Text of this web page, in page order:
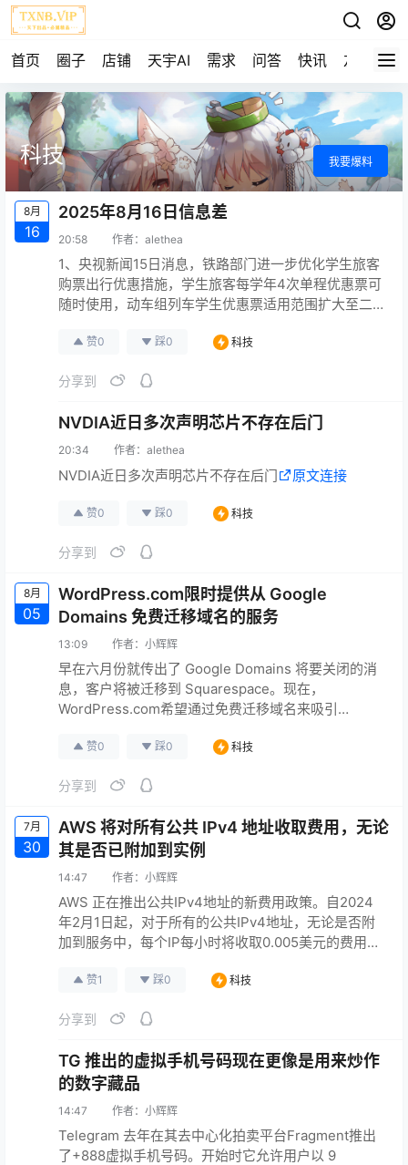
首页 圈子 店铺 天宇AI 需求 问答 快讯 友链
科技 我要爆料
8月
16
2025年8月16日信息差
20:58 作者： alethea
1、央视新闻15日消息，铁路部门进一步优化学生旅客
购票出行优惠措施，学生旅客每学年4次单程优惠票可
随时使用，动车组列车学生优惠票适用范围扩大至二
7.5折计算，相关优惠车票预计将于9月6日开始发售。
了不少新政策，事关提取、贷款额度等。苏州公积金
乌鲁木齐支持…
原文连接
赞0 踩0 科技
分享到
NVDIA近日多次声明芯片不存在后门
20:34 作者： alethea
NVDIA近日多次声明芯片不存在后门 原文连接
赞0 踩0 科技
分享到
8月
05
WordPress.com限时提供从 Google
Domains 免费迁移域名的服务
13:09 作者： 小辉辉
早在六月份就传出了 Google Domains 将要关闭的消
息，客户将被迁移到 Squarespace。现在，
WordPress.com希望通过免费迁移域名来吸引
Google 服务中迁移走的前一百万个域名支付转移费
用我们来管理你的域名。”这项优惠从昨天开始。 此
赞0 踩0 科技
分享到
7月
30
AWS 将对所有公共 IPv4 地址收取费用，无论
其是否已附加到实例
14:47 作者： 小辉辉
AWS 正在推出公共IPv4地址的新费用政策。自2024
年2月1日起，对于所有的公共IPv4地址，无论是否附
加到服务中，每个IP每小时将收取0.005美元的费用
日益稀缺的资源，过去5年中获得单个公共IPv4地址的
采用IPv6。 这一变更适用于所有AWS服务，包括
赞1 踩0 科技
分享到
TG 推出的虚拟手机号码现在更像是用来炒作
的数字藏品
14:47 作者： 小辉辉
Telegram 去年在其去中心化拍卖平台Fragment推出
了+888虚拟手机号码。开始时它允许用户以 9